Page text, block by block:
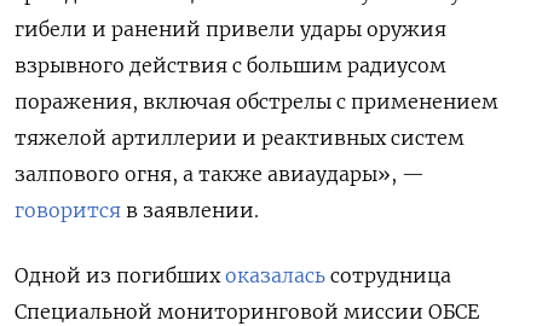
гибели и ранений привели удары оружия
взрывного действия с большим радиусом
поражения, включая обстрелы с применением
тяжелой артиллерии и реактивных систем
залпового огня, а также авиаудары», —
говорится в заявлении.
Одной из погибшихоказалась сотрудница
Специальной мониторинговой миссии ОБСЕ